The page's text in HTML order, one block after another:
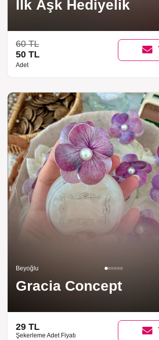
İlk Aşk Hediyelik
60 TL
50 TL
Adet
Beyoğlu
Gracia Concept
29 TL
Şekerleme Adet Fiyatı